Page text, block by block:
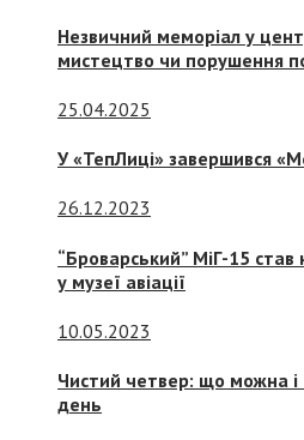
Незвичний меморіал у
мистецтво чи порушення
25.04.2025
У «ТепЛиці» завершився
26.12.2023
“Броварський” МіГ-15
у музеї авіації
10.05.2023
Чистий четвер: що можна
день